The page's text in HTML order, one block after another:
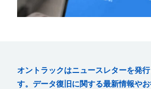
オントラックはニュースレターを発
す。データ復旧に関する最新情報や